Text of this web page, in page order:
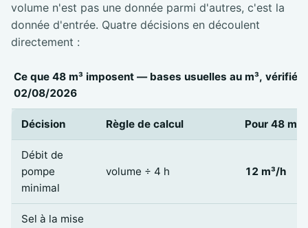
volume n'est pas une donnée parmi d'autres, c'est la
donnée d'entrée. Quatre décisions en découlent
directement :
Ce que 48 m³ imposent — bases usuelles au m³,
02/08/2026
Décision Règle de calcul Pour 48 m³
Débit de
pompe
minimal
volume ÷ 4 h 12 m³/h
Sel à la mise